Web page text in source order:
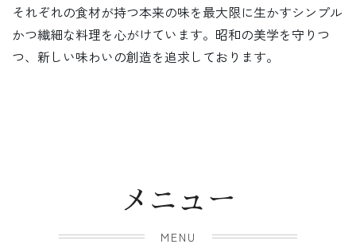
それぞれの食材が持つ本来の味を最大限に生かすシンプル
かつ繊細な料理を心がけています。昭和の美学を守りつ
つ、新しい味わいの創造を追求しております。
メニュー
MENU